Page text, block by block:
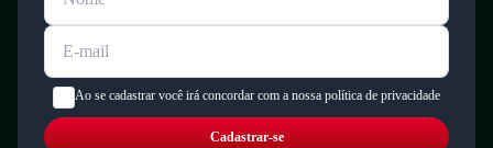
Ao se cadastrar você irá concordar com a nossa política de privacidade
Cadastrar-se